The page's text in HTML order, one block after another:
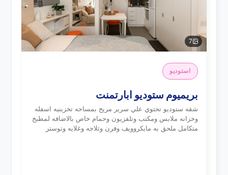
7
استوديو
بريميوم ستوديو ابارتمنت
شقه ستوديو تحتوي علي سرير مريح بمساحه تخزينيه اسفله
وخزانه ملابس ومكتب وتلفزيون وحمام خاص بالاضافه لمطبخ
متكامل ملحق به مايكروويف وفرن وثلاجه وغلايه وتوستر